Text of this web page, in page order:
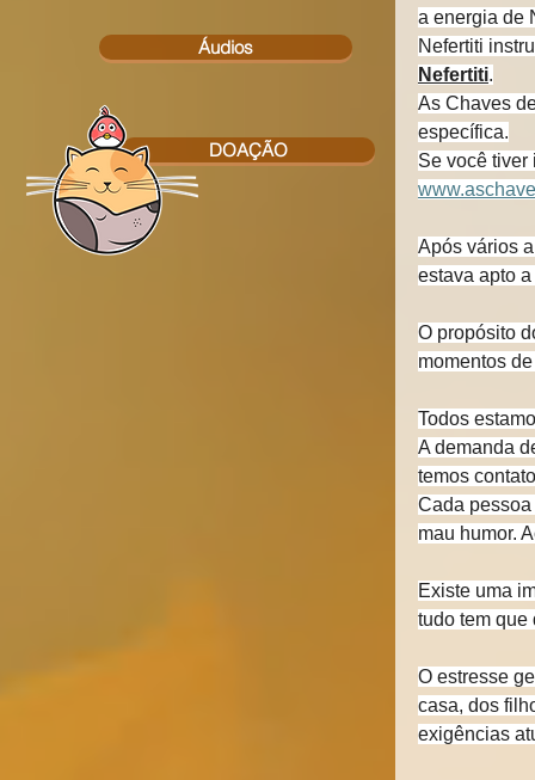
a energia de
Nefertiti
Nefertiti.
As Chaves
específica.
Se você
Após vários
estava apto
O propósito
momentos
Todos
A demanda
temos
Cada
mau humor.
Existe uma
tudo tem que
O estresse
casa, dos
exigências
DOAÇÃO
Áudios